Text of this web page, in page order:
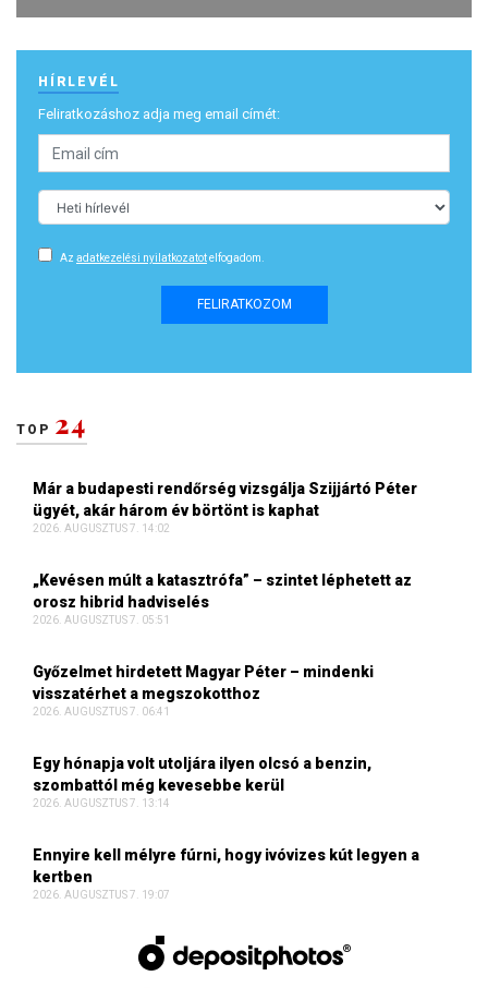
HÍRLEVÉL
Feliratkozáshoz adja meg email címét:
Az adatkezelési nyilatkozatotelfogadom.
FELIRATKOZOM
TOP 24
Már a budapesti rendőrség vizsgálja Szijjártó Péter
ügyét, akár három év börtönt is kaphat
2026. AUGUSZTUS 7. 14:02
„Kevésen múlt a katasztrófa” – szintet léphetett az
orosz hibrid hadviselés
2026. AUGUSZTUS 7. 05:51
Győzelmet hirdetett Magyar Péter – mindenki
visszatérhet a megszokotthoz
2026. AUGUSZTUS 7. 06:41
Egy hónapja volt utoljára ilyen olcsó a benzin,
szombattól még kevesebbe kerül
2026. AUGUSZTUS 7. 13:14
Ennyire kell mélyre fúrni, hogy ivóvizes kút legyen a
kertben
2026. AUGUSZTUS 7. 19:07